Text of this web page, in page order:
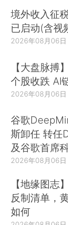
境外收入征
已启动(含视
2026年08月06日
【大盘脉搏
个股收跌 AI
2026年08月06日
谷歌
斯卸任 转任
及谷歌首席
2026年08月06日
【地缘图志
反制清单，
如何